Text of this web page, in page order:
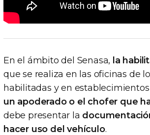
En el ámbito del Senasa, la
que se realiza en las oficinas de
habilitadas y en
un apoderado o el chofer que
debe presentar la
hacer uso del vehículo.